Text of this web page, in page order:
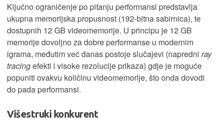
Ključno ograničenje po pitanju performansi predstavlja
ukupna memorijska propusnost (192-bitna sabirnica), te
dostupnih 12 GB videomemorije. U principu je 12 GB
memorije dovoljno za dobre performanse u modernim
igrama, međutim već danas postoje slučajevi (napredni ray
tracingefekti i visoke rezolucije prikaza) gdje je moguće
popuniti ovakvu količinu videomemorije, što onda dovodi
do pada performansi.
Višestruki konkurent